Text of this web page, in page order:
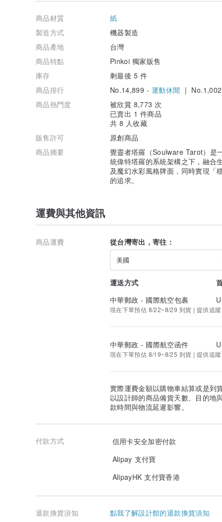
商品材質
紙
製造方式
機器製造
商品產地
台灣
商品特點
Pinkoi 獨家販售
庫存
剩最後 5 件
商品排行
No.14,899 - 運動休閒 |
商品熱門度
被欣賞 8,773 次
已賣出 1 件商品
共 8 人收藏
販售許可
原創商品
商品摘要
覺靈者塔羅（Soulware Tarot）是
統偉特塔羅的系統架構之下，融合
及魔幻水彩風格牌面，同時實現「
的追求。
運費與其他資訊
商品運費 從台灣寄出，寄往：
美國
運送方式
中華郵政 - 國際航空包裹
現在下單預估 8/22~8/29 到貨 | 提供追蹤
中華郵政 - 國際航空函件
現在下單預估 8/19~8/25 到貨 | 提供追蹤
實際運費金額以購物車結算或是到
以設計師的商品備貨天數、目的地
款時間與物流延遲影響。
付款方式
信用卡安全加密付款
Alipay 支付寶
AlipayHK 支付寶香港
退款換貨須知 點我了解設計館的退款換貨須知